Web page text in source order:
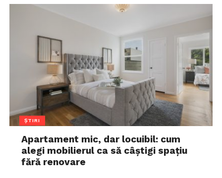
ȘTIRI
Apartament mic, dar locuibil: cum
alegi mobilierul ca să câștigi spațiu
fără renovare